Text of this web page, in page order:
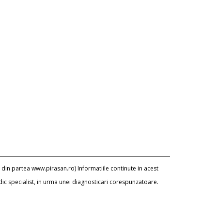
partea www.pirasan.ro) Informatiile continute in acest
specialist, in urma unei diagnosticari corespunzatoare.